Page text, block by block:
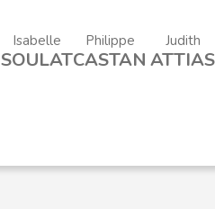
Isabelle
SOULAT
Philippe
CASTAN
Judith
ATTIAS